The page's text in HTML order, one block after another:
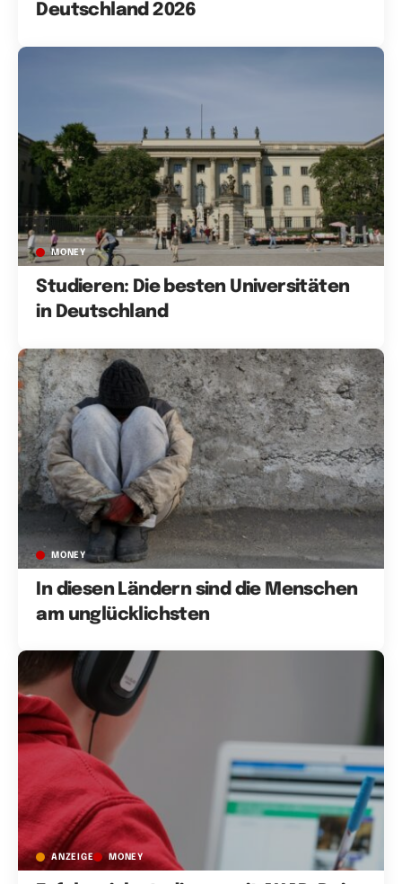
Deutschland 2026
MONEY
Studieren: Die besten Universitäten
in Deutschland
MONEY
In diesen Ländern sind die Menschen
am unglücklichsten
ANZEIGE MONEY